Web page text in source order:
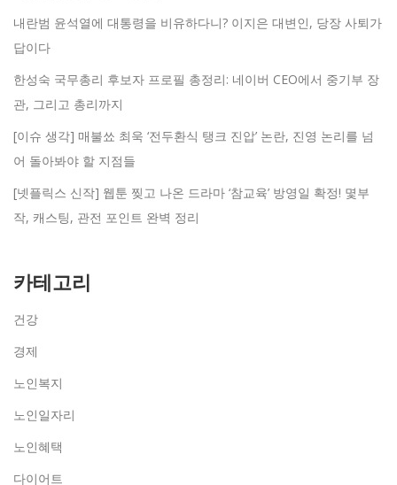
내란범 윤석열에 대통령을 비유하다니? 이지은 대변인, 당장 사퇴가
답이다
한성숙 국무총리 후보자 프로필 총정리: 네이버 CEO에서 중기부 장
관, 그리고 총리까지
[이슈 생각] 매불쑈 최욱 ‘전두환식 탱크 진압’ 논란, 진영 논리를 넘
어 돌아봐야 할 지점들
[넷플릭스 신작] 웹툰 찢고 나온 드라마 ‘참교육’ 방영일 확정! 몇부
작, 캐스팅, 관전 포인트 완벽 정리
카테고리
건강
경제
노인복지
노인일자리
노인혜택
다이어트